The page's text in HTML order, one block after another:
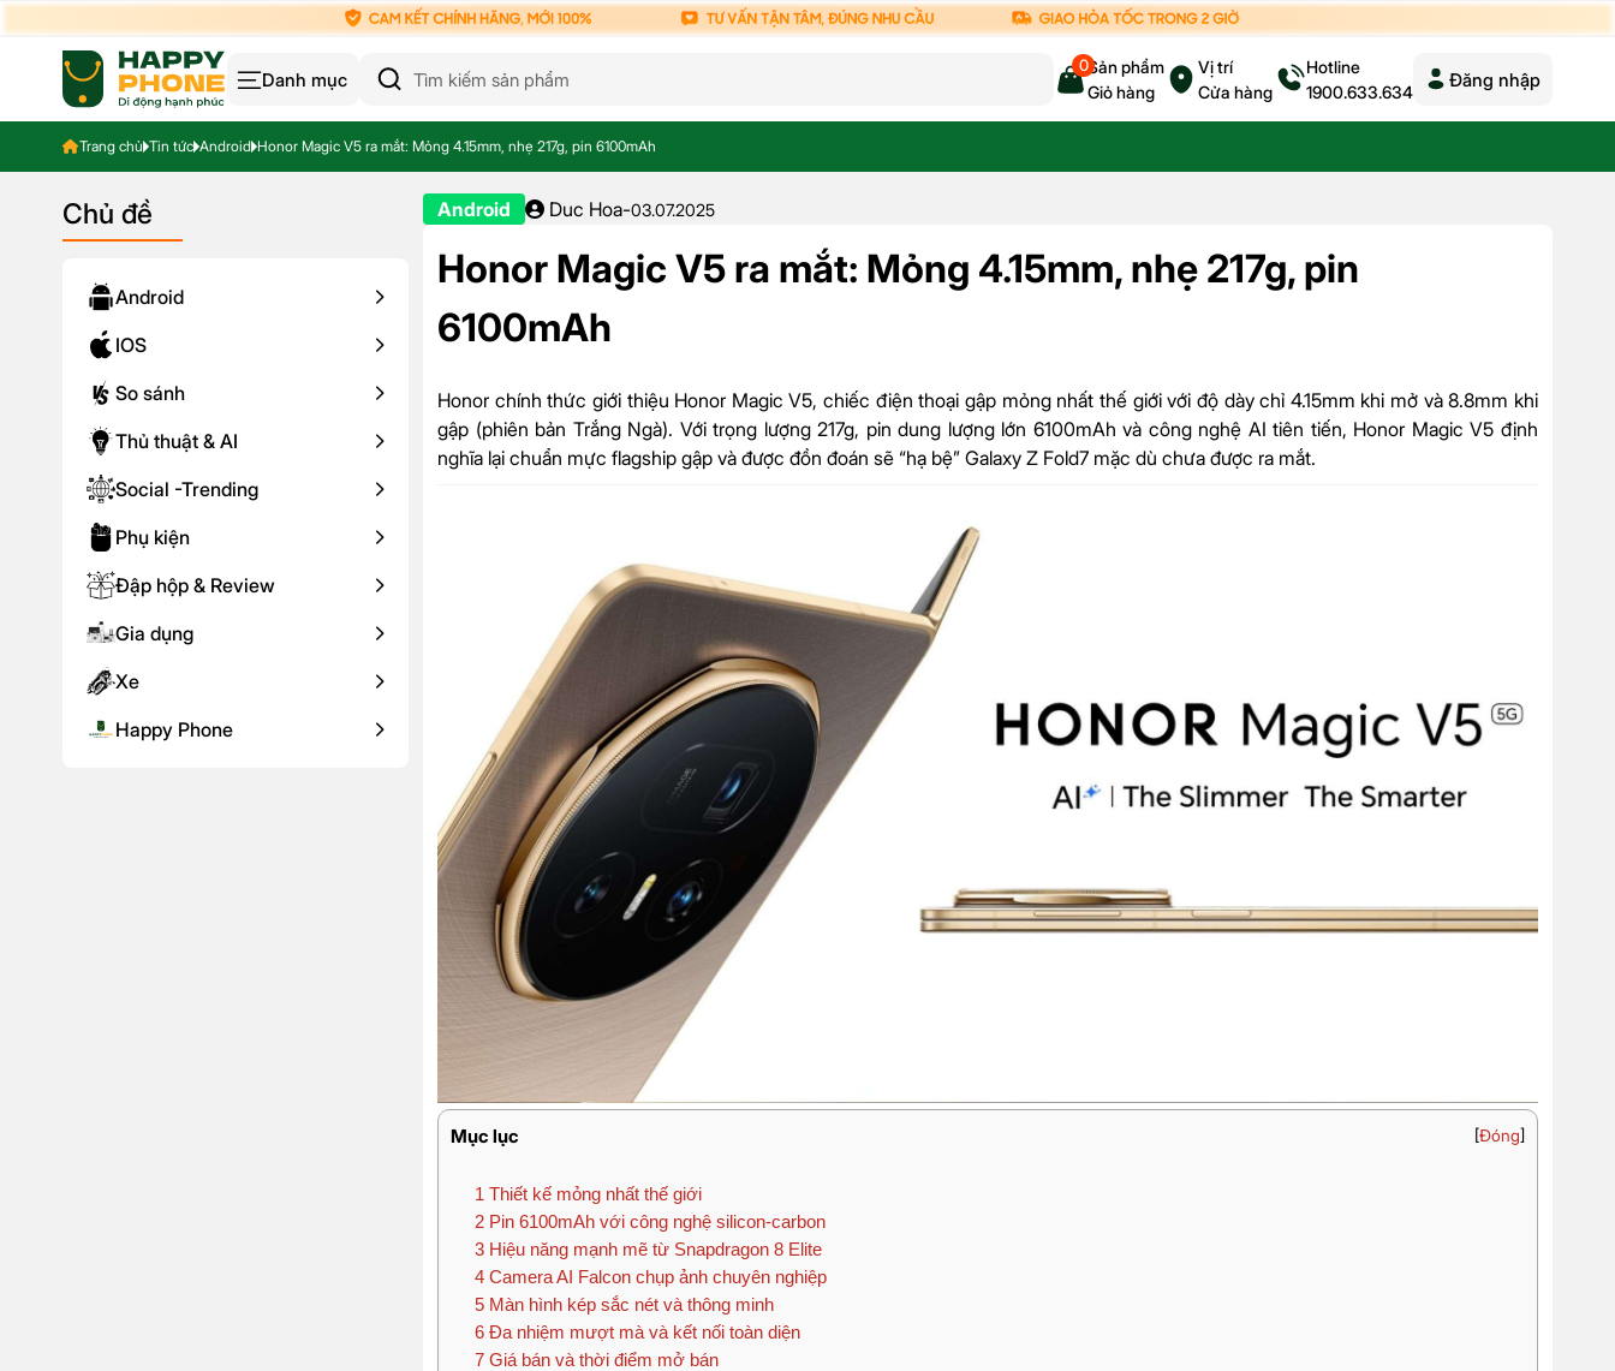
Danh mục
0Sản phẩm
Giỏ hàng
Vị trí
Cửa hàng
Hotline
1900.633.634
Đăng nhập
Trang chủ Tin tức Android Honor Magic V5 ra mắt: Mỏng 4.15mm, nhẹ 217g, pin 6100mAh
Chủ đề
Android
IOS
So sánh
Thủ thuật & AI
Social -Trending
Phụ kiện
Đập hộp & Review
Gia dụng
Xe
Happy Phone
Android Duc Hoa-03.07.2025
Honor Magic V5 ra mắt: Mỏng 4.15mm, nhẹ 217g, pin
6100mAh
Honor chính thức giới thiệu Honor Magic V5, chiếc điện thoại gập mỏng nhất thế giới với độ dày chỉ 4.15mm khi mở và 8.8mm khi
gập (phiên bản Trắng Ngà). Với trọng lượng 217g, pin dung lượng lớn 6100mAh và công nghệ AI tiên tiến, Honor Magic V5 định
nghĩa lại chuẩn mực flagship gập và được đồn đoán sẽ “hạ bệ” Galaxy Z Fold7 mặc dù chưa được ra mắt.
Mục lục [Đóng]
1 Thiết kế mỏng nhất thế giới
2 Pin 6100mAh với công nghệ silicon-carbon
3 Hiệu năng mạnh mẽ từ Snapdragon 8 Elite
4 Camera AI Falcon chụp ảnh chuyên nghiệp
5 Màn hình kép sắc nét và thông minh
6 Đa nhiệm mượt mà và kết nối toàn diện
7 Giá bán và thời điểm mở bán